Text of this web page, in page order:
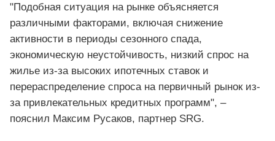
"Подобная ситуация на рынке объясняется
различными факторами, включая снижение
активности в периоды сезонного спада,
экономическую неустойчивость, низкий спрос на
жилье из-за высоких ипотечных ставок и
перераспределение спроса на первичный рынок из-
за привлекательных кредитных программ", –
пояснил Максим Русаков, партнер SRG.